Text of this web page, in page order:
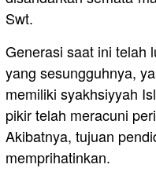
Swt.
Generasi saat ini telah
yang sesungguhnya,
memiliki syakhsiyyah
pikir telah meracuni
Akibatnya, tujuan
memprihatinkan.